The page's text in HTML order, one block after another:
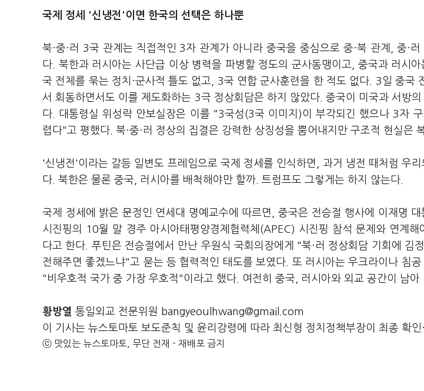
국제 정세 '신냉전'이면 한국의 선택은 하나뿐
북·중·러 3국 관계는 직접적인 3자 관계가 아니라 중국을 중심으로 중·북 관계, 중·
다. 북한과 러시아는 사단급 이상 병력을 파병할 정도의 군사동맹이고, 중국과 러시
국 전체를 묶는 정치·군사적 틀도 없고, 3국 연합 군사훈련을 한 적도 없다. 3일 중국
서 회동하면서도 이를 제도화하는 3극 정상회담은 하지 않았다. 중국이 미국과 서방의
다. 대통령실 위성락 안보실장은 이를 "3국성(3국 이미지)이 부각되긴 했으나 3자
렵다"고 평했다. 북·중·러 정상의 집결은 강력한 상징성을 뿜어내지만 구조적 현실은
'신냉전'이라는 갈등 일변도 프레임으로 국제 정세를 인식하면, 과거 냉전 때처럼 우
다. 북한은 물론 중국, 러시아를 배척해야만 할까. 트럼프도 그렇게는 하지 않는다.
국제 정세에 밝은 문정인 연세대 명예교수에 따르면, 중국은 전승절 행사에 이재명 대
시진핑의 10월 말 경주 아시아태평양경제협력체(APEC) 시진핑 참석 문제와 연계해
다고 한다. 푸틴은 전승절에서 만난 우원식 국회의장에게 "북·러 정상회담 기회에 김
전해주면 좋겠느냐"고 묻는 등 협력적인 태도를 보였다. 또 러시아는 우크라이나 침
"비우호적 국가 중 가장 우호적"이라고 했다. 여전히 중국, 러시아와 외교 공간이 남아
황방열 통일외교 전문위원 bangyeoulhwang@gmail.com
이 기사는 뉴스토마토 보도준칙 및 윤리강령에 따라 최신형 정치정책부장이 최종 확인
ⓒ 맛있는 뉴스토마토, 무단 전재 - 재배포 금지